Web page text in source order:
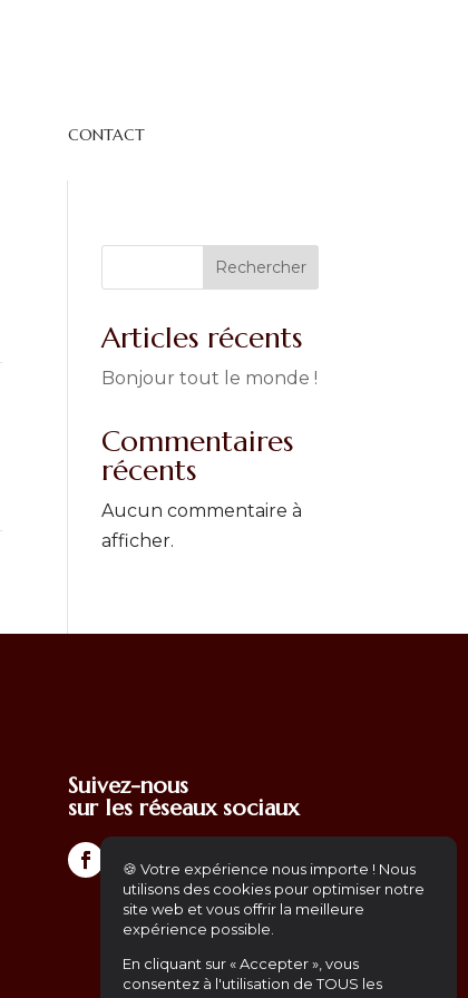
CONTACT
Rechercher
Articles récents
Bonjour tout le monde !
Commentaires
récents
Aucun commentaire à
afficher.
Suivez-nous
sur les réseaux sociaux
🍪 Votre expérience nous importe ! Nous
utilisons des cookies pour optimiser notre
site web et vous offrir la meilleure
expérience possible.
En cliquant sur « Accepter », vous
consentez à l'utilisation de TOUS les